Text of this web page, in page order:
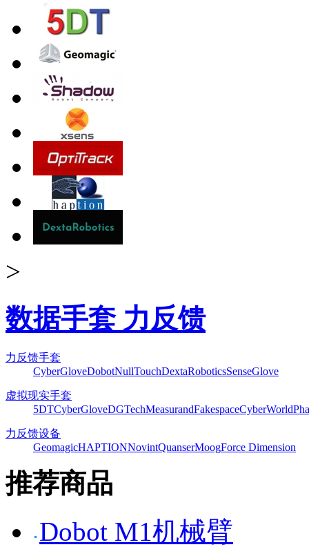
>
数据手套 力反馈
力反馈手套
CyberGloveDobotNullTouchDextaRoboticsSenseGlove
虚拟现实手套
5DTCyberGloveDGTechMeasurandFakespaceCyberWorld
力反馈设备
GeomagicHAPTIONNovintQuanserMoogForce Dimension
推荐商品
Dobot M1机械臂